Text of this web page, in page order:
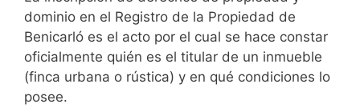
dominio en el Registro de la Propiedad de
Benicarló es el acto por el cual se hace constar
oficialmente quién es el titular de un inmueble
(finca urbana o rústica) y en qué condiciones lo
posee.